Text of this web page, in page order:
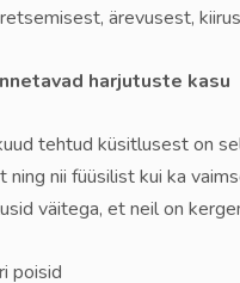
ärevusest,
harjutuste kasu
tehtud küsitlusest on
ning nii füüsilist kui ka
väitega, et neil on